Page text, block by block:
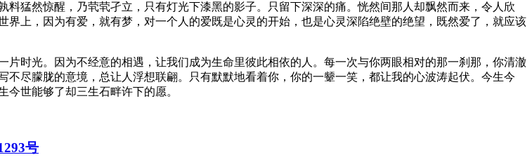
猛然惊醒，乃茕茕孑立，只有灯光下漆黑的影子。只留下深深的痛。恍然间那人却飘然而来，令人欣
上，因为有爱，就有梦，对一个人的爱既是心灵的开始，也是心灵深陷绝壁的绝望，既然爱了，就应该
时光。因为不经意的相遇，让我们成为生命里彼此相依的人。每一次与你两眼相对的那一刹那，你清澈
尽朦胧的意境，总让人浮想联翩。只有默默地看着你，你的一颦一笑，都让我的心波涛起伏。今生今
世能够了却三生石畔许下的愿。
号